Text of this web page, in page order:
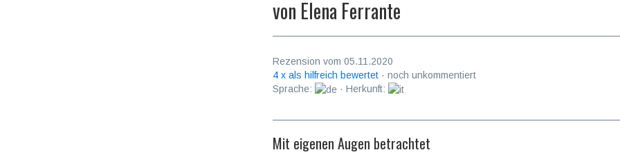
von Elena Ferrante
Rezension vom 05.11.2020
4 x als hilfreich bewertet · noch unkommentiert
Sprache:
· Herkunft:
Mit eigenen Augen betrachtet